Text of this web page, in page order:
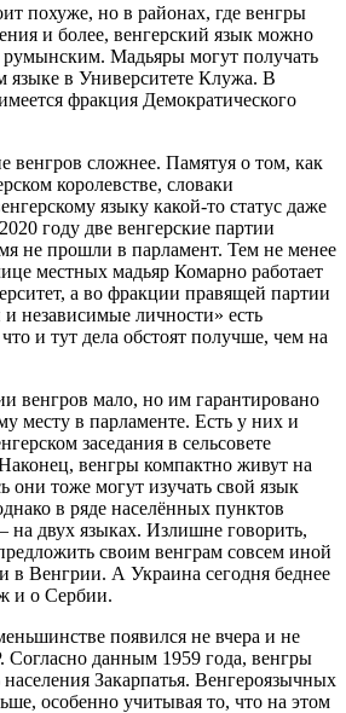
похуже, но в районах, где венгры
и более, венгерский язык можно
румынским. Мадьяры могут получать
языке в Университете Клужа. В
фракция Демократического
венгров сложнее. Памятуя о том, как
королевстве, словаки
языку какой-то статус даже
году две венгерские партии
не прошли в парламент. Тем не менее
местных мадьяр Комарно работает
а во фракции правящей партии
независимые личности» есть
и тут дела обстоят получше, чем на
венгров мало, но им гарантировано
месту в парламенте. Есть у них и
заседания в сельсовете
венгры компактно живут на
они тоже могут изучать свой язык
в ряде населённых пунктов
на двух языках. Излишне говорить,
своим венграм совсем иной
в Венгрии. А Украина сегодня беднее
и о Сербии.
появился не вчера и не
Согласно данным 1959 года, венгры
Закарпатья. Венгероязычных
особенно учитывая то, что на этом